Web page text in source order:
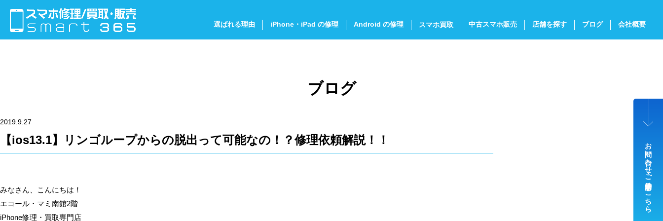
選ばれる理由 iPhone・iPad の修理 Android の修理 スマホ買取 中古スマホ販売 店舗を探す ブログ 会社概要
ブログ
2019.9.27
【ios13.1】リンゴループからの脱出って可能なの！？修理依頼解説！！
みなさん、こんにちは！
エコール・マミ南館2階
iPhone修理・買取専門店
お問い合わせ・ご来店予約はこちら